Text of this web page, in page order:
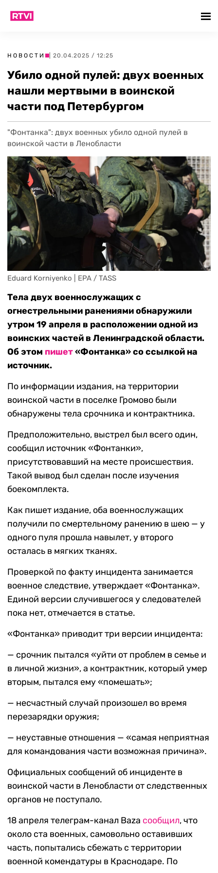
НОВОСТИ | 20.04.2025 / 12:25
Убило одной пулей: двух военных
нашли мертвыми в воинской
части под Петербургом
"Фонтанка": двух военных убило одной пулей в
воинской части в Ленобласти
Eduard Korniyenko | EPA / TASS
Тела двух военнослужащих с
огнестрельными ранениями обнаружили
утром 19 апреля в расположении одной из
воинских частей в Ленинградской области.
Об этом пишет«Фонтанка» со ссылкой на
источник.
По информации издания, на территории
воинской части в поселке Громово были
обнаружены тела срочника и контрактника.
Предположительно, выстрел был всего один,
сообщил источник «Фонтанки»,
присутствовавший на месте происшествия.
Такой вывод был сделан после изучения
боекомплекта.
Как пишет издание, оба военнослужащих
получили по смертельному ранению в шею — у
одного пуля прошла навылет, у второго
осталась в мягких тканях.
Проверкой по факту инцидента занимается
военное следствие, утверждает «Фонтанка».
Единой версии случившегося у следователей
пока нет, отмечается в статье.
«Фонтанка» приводит три версии инцидента:
— срочник пытался «уйти от проблем в семье и
в личной жизни», а контрактник, который умер
вторым, пытался ему «помешать»;
— несчастный случай произошел во время
перезарядки оружия;
— неуставные отношения — «самая неприятная
для командования части возможная причина».
Официальных сообщений об инциденте в
воинской части в Ленобласти от следственных
органов не поступало.
18 апреля телеграм-канал Baza сообщил, что
около ста военных, самовольно оставивших
часть, попытались сбежать с территории
военной комендатуры в Краснодаре. По